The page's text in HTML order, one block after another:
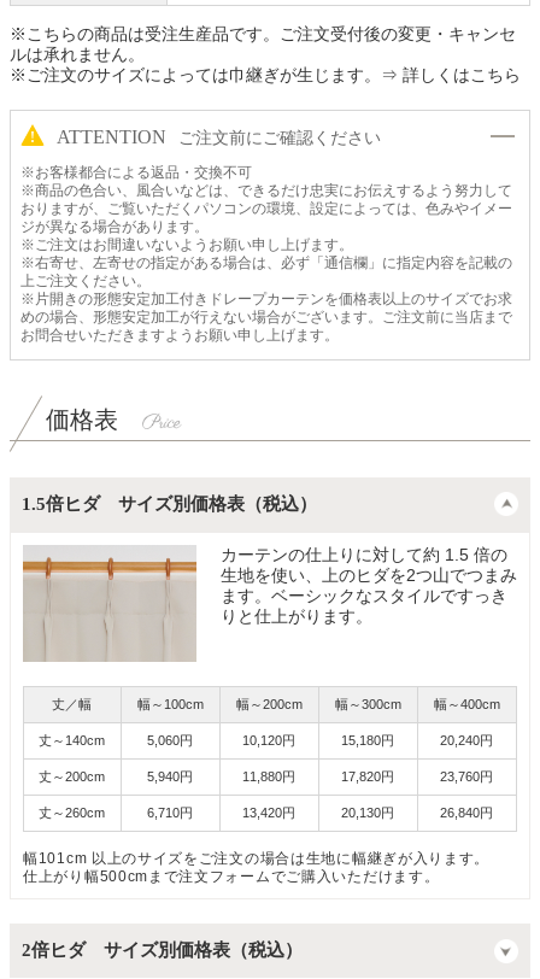
※こちらの商品は受注生産品です。ご注文受付後の変更・キャンセ
ルは承れません。
※ご注文のサイズによっては巾継ぎが生じます。
⇒ 詳しくはこちら
ATTENTION ご注文前にご確認ください
※お客様都合による返品・交換不可
※商品の色合い、風合いなどは、できるだけ忠実にお伝えするよう努力して
おりますが、ご覧いただくパソコンの環境、設定によっては、色みやイメー
ジが異なる場合があります。
※ご注文はお間違いないようお願い申し上げます。
※右寄せ、左寄せの指定がある場合は、必ず「通信欄」に指定内容を記載の
上ご注文ください。
※片開きの形態安定加工付きドレープカーテンを価格表以上のサイズでお求
めの場合、形態安定加工が行えない場合がございます。ご注文前に当店まで
お問合せいただきますようお願い申し上げます。
価格表
1.5倍ヒダ サイズ別価格表（税込）
カーテンの仕上りに対して約 1.5 倍の
生地を使い、上のヒダを2つ山でつまみ
ます。ベーシックなスタイルですっき
りと仕上がります。
丈／幅
丈～140cm
丈～200cm
丈～260cm
幅～100cm
5,060円
5,940円
6,710円
幅～200cm
10,120円
11,880円
13,420円
幅～300cm
15,180円
17,820円
20,130円
幅～400cm
20,240円
23,760円
26,840円
幅101cm 以上のサイズをご注文の場合は生地に幅継ぎが入ります。
仕上がり幅500cmまで注文フォームでご購入いただけます。
2倍ヒダ サイズ別価格表（税込）